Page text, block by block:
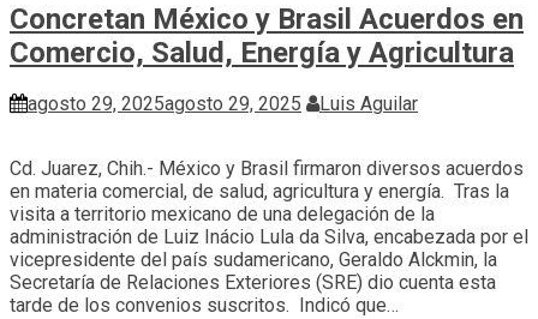
Concretan México y Brasil Acuerdos en
Comercio, Salud, Energía y Agricultura
agosto 29, 2025agosto 29, 2025 Luis Aguilar
Cd. Juarez, Chih.- México y Brasil firmaron diversos acuerdos
en materia comercial, de salud, agricultura y energía. Tras la
visita a territorio mexicano de una delegación de la
administración de Luiz Inácio Lula da Silva, encabezada por el
vicepresidente del país sudamericano, Geraldo Alckmin, la
Secretaría de Relaciones Exteriores (SRE) dio cuenta esta
tarde de los convenios suscritos. Indicó que…